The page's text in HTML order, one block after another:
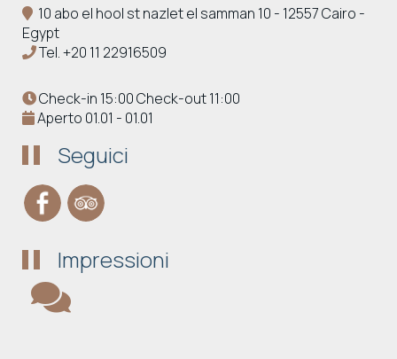
10 abo el hool st nazlet el samman 10 - 12557 Cairo -
Egypt
Tel.+20 11 22916509
Check-in 15:00 Check-out 11:00
Aperto 01.01 - 01.01
Seguici
Impressioni